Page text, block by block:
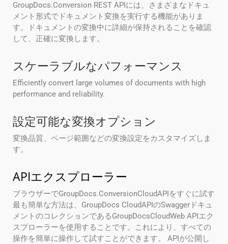
GroupDocs.Conversion REST APIには、さまざまなドキュ
メント形式でドキュメント変換を実行する機能がありま
す。ドキュメントの変換中に詳細が保持されることを確認
して、正確に変換します。
スケーラブルなパフォーマンス
Efficiently convert large volumes of documents with high
performance and reliability.
設定可能な変換オプション
変換品質、ページ範囲などの変換設定をカスタマイズしま
す。
APIエクスプローラー
ブラウザーでGroupDocs.ConversionCloudAPIをすぐに試す
最も簡単な方法は、GroupDocs CloudAPIのSwaggerドキュ
メントのコレクションであるGroupDocsCloudWeb APIエク
スプローラーを使用することです。これにより、すべての
操作を簡単に操作して試すことができます。 APIが公開し